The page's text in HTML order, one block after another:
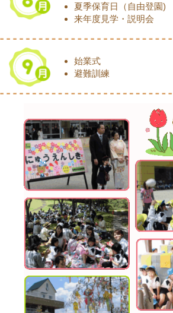
夏季保育日（自由登園)
来年度見学・説明会
始業式
避難訓練